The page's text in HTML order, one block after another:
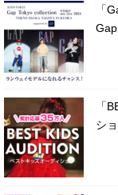
「
「
シ